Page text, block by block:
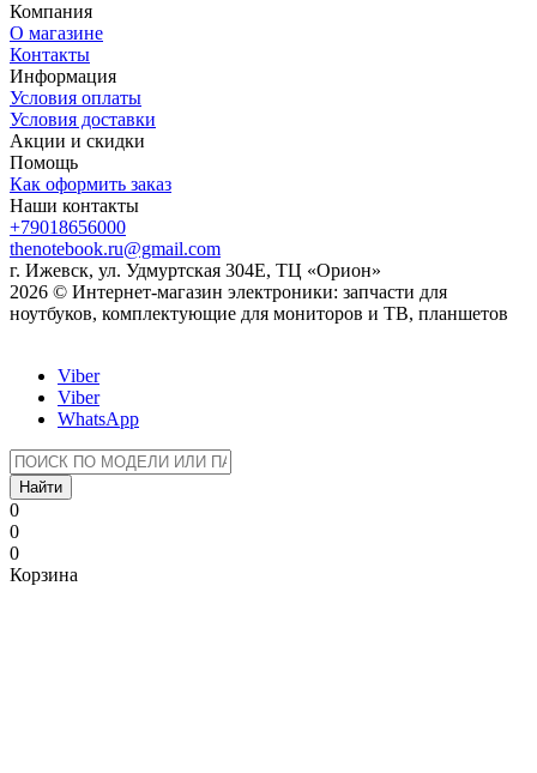
Компания
О магазине
Контакты
Информация
Условия оплаты
Условия доставки
Акции и скидки
Помощь
Как оформить заказ
Наши контакты
+79018656000
thenotebook.ru@gmail.com
г. Ижевск, ул. Удмуртская 304Е, ТЦ «Орион»
2026 © Интернет-магазин электроники: запчасти для
ноутбуков, комплектующие для мониторов и ТВ, планшетов
Viber
Viber
WhatsApp
Найти
0
0
0
Корзина